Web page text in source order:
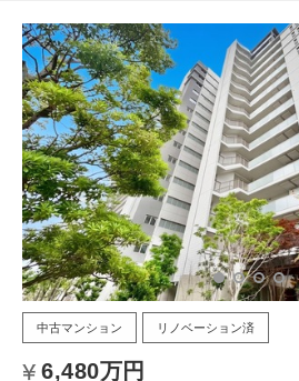
中古マンション リノベーション済
6,480万円